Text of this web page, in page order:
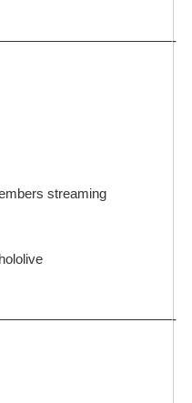
streaming